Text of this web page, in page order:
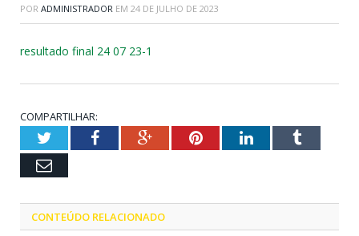
POR ADMINISTRADOR EM 24 DE JULHO DE 2023
resultado final 24 07 23-1
COMPARTILHAR:
TwitterFacebookGoogle+PinterestLinkedInTumblr
Email
CONTEÚDO RELACIONADO